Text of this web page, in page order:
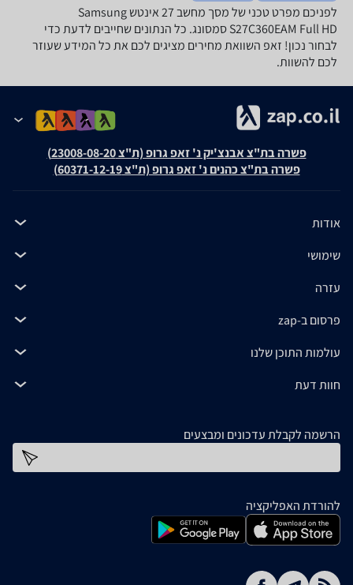
לפניכם מפרט טכני של מסך מחשב ‏27 ‏אינטש Samsung
S27C360EAM Full HD סמסונג. כל הנתונים שחייבים לדעת כדי
לבחור נכון! זאפ השוואת מחירים מציגים לכם את כל המידע שעוזר
לכם להשוות.
פשרה בת"צ אבנצ'יק נ' זאפ גרופ (ת"צ 23008-08-20)
פשרה בת"צ כהנים נ' זאפ גרופ (ת"צ 60371-12-19)
אודות
שימושי
עזרה
פרסום ב-zap
עולמות התוכן שלנו
חוות דעת
הרשמה לקבלת עדכונים ומבצעים
להורדת האפליקציה